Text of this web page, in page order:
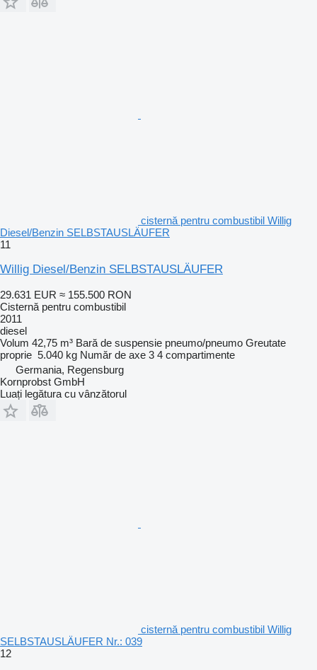
cisternă pentru combustibil Willig
Diesel/Benzin SELBSTAUSLÄUFER
11
Willig Diesel/Benzin SELBSTAUSLÄUFER
29.631 EUR ≈ 155.500 RON
Cisternă pentru combustibil
2011
diesel
Volum 42,75 m³ Bară de suspensie pneumo/pneumo Greutate
proprie 5.040 kg Număr de axe 3 4 compartimente
Germania, Regensburg
Kornprobst GmbH
Luați legătura cu vânzătorul
cisternă pentru combustibil Willig
SELBSTAUSLÄUFER Nr.: 039
12